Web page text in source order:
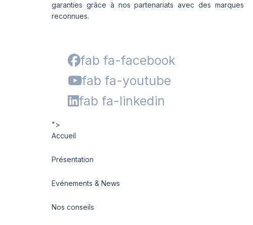
garanties grâce à nos partenariats avec des marques
reconnues.
fab fa-facebook
fab fa-youtube
fab fa-linkedin
">
Accueil
Présentation
Evénements & News
Nos conseils